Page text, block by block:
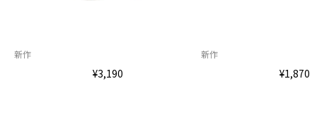
新作
¥3,190
新作
¥1,870